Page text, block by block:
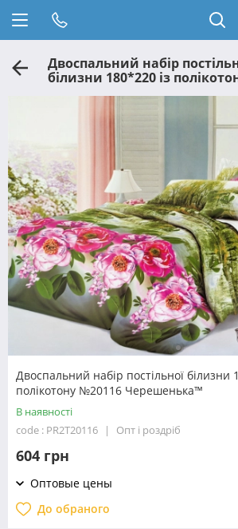
Двоспальний набір
білизни 180*220 із
Черешенька™
Двоспальний набір постільної білизни
полікотону №20116 Черешенька™
В наявності
code : PR2T20116
Опт і роздріб
604 грн
Оптовые цены
До обраного